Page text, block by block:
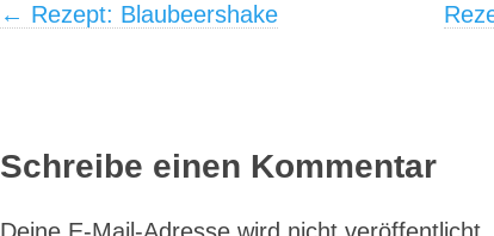
Post navigation
← Rezept: Blaubeershake
Schreibe einen Kommentar